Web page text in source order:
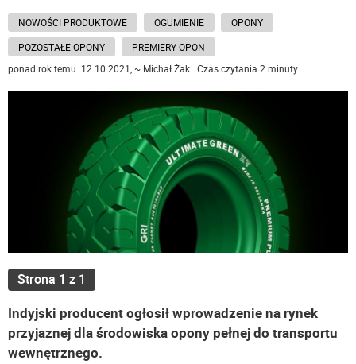
NOWOŚCI PRODUKTOWE OGUMIENIE
OPONY
POZOSTAŁE OPONY
PREMIERY OPON
ponad rok temu 12.10.2021, ~ Michał Żak Czas czytania 2 minuty
Strona 1 z 1
Indyjski producent ogłosił wprowadzenie na rynek
przyjaznej dla środowiska opony pełnej do transportu
wewnętrznego.